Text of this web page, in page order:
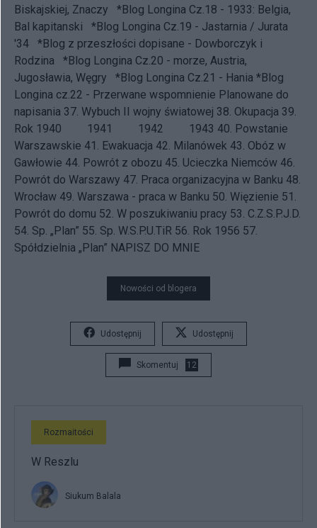
Biskajskiej, Znaczy
*Blog Longina Cz.18 - 1933: Belgia,
Bal kapitanski
*Blog Longina Cz.19 - Jastarnia / Jurata
'34
*Blog z przeszłości dopisane - Dowborczyk i
Rodzina
*Blog Longina Cz.20 - morze, Austria,
Jugosławia, Węgry
*Blog Longina Cz.21 - Hania *Blog
Longina cz.22 - Przerwane wspomnienie Planowane do
napisania 37. Wybuch II wojny światowej 38. Okupacja 39.
Rok 1940 1941 1942 1943 40. Powstanie
Warszawskie 41. Ewakuacja 42. Milanówek 43. Obóz w
Gawłowie 44. Powrót z obozu 45. Ucieczka Niemców 46.
Powrót do Warszawy 47. Praca organizacyjna w Banku 48.
Wrocław 49. Warszawa - praca w Banku 50. Więzienie 51.
Powrót do domu 52. W poszukiwaniu pracy 53. C.Z.S.P.J.D.
54. Sp. „Plan” 55. Sp. W.S.P.U.TiR 56. Rok 1956 57.
Spółdzielnia „Plan” NAPISZ DO MNIE
Nowości od blogera
Udostępnij Udostępnij
Skomentuj 12
Rozmaitości
W Reszlu
Siukum Balala